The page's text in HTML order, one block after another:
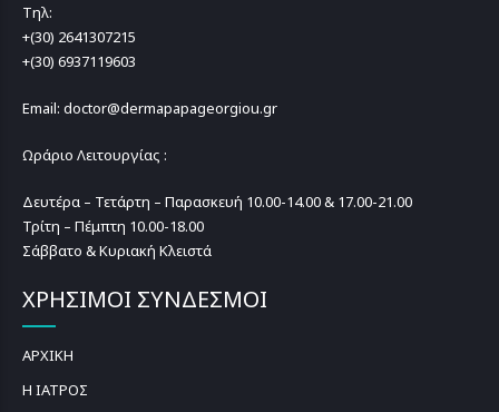
Τηλ:
+(30) 2641307215
+(30) 6937119603
Email: doctor@dermapapageorgiou.gr
Ωράριο Λειτουργίας :
Δευτέρα – Τετάρτη – Παρασκευή 10.00-14.00 & 17.00-21.00
Τρίτη – Πέμπτη 10.00-18.00
Σάββατο & Κυριακή Κλειστά
ΧΡΗΣΙΜΟΙ ΣΥΝΔΕΣΜΟΙ
ΑΡΧΙΚΗ
Η ΙΑΤΡΟΣ